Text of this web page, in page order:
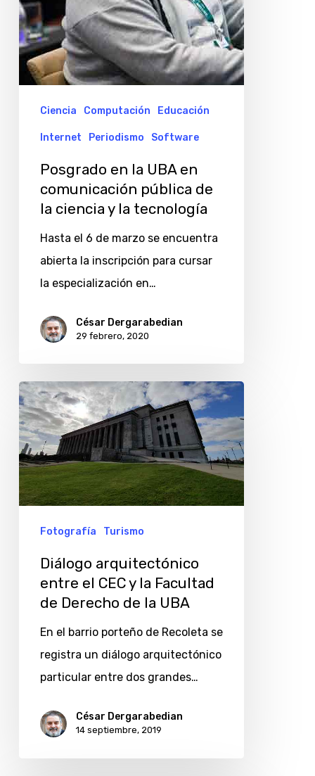
la
ciencia
y
tecnología
Ciencia Computación Educación
Internet Periodismo Software
Posgrado en la UBA en
comunicación pública de
la ciencia y la tecnología
Hasta el 6 de marzo se encuentra
abierta la inscripción para cursar
la especialización en…
César Dergarabedian
29 febrero, 2020
Diálogo
arquitectónico
entre
el
CEC
y
Derecho
UBA
Fotografía Turismo
Diálogo arquitectónico
entre el CEC y la Facultad
de Derecho de la UBA
En el barrio porteño de Recoleta se
registra un diálogo arquitectónico
particular entre dos grandes…
César Dergarabedian
14 septiembre, 2019